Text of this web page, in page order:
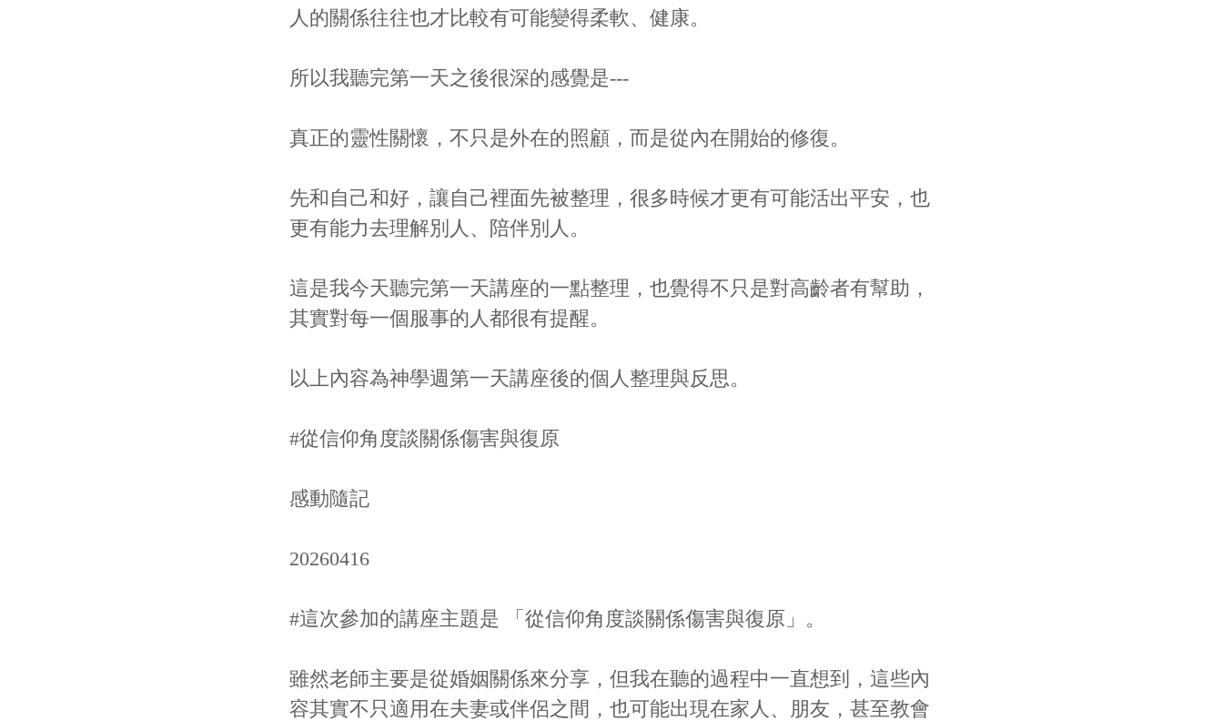
人的關係往往也才比較有可能變得柔軟、健康。
所以我聽完第一天之後很深的感覺是---
真正的靈性關懷，不只是外在的照顧，而是從內在開始的修復。
先和自己和好，讓自己裡面先被整理，很多時候才更有可能活出平安，也
更有能力去理解別人、陪伴別人。
這是我今天聽完第一天講座的一點整理，也覺得不只是對高齡者有幫助，
其實對每一個服事的人都很有提醒。
以上內容為神學週第一天講座後的個人整理與反思。
#從信仰角度談關係傷害與復原
感動隨記
20260416
#這次參加的講座主題是 「從信仰角度談關係傷害與復原」。
雖然老師主要是從婚姻關係來分享，但我在聽的過程中一直想到，這些內
容其實不只適用在夫妻或伴侶之間，也可能出現在家人、朋友，甚至教會